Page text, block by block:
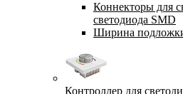
Коннекторы для
светодиода SMD
Ширина
Контроллер для